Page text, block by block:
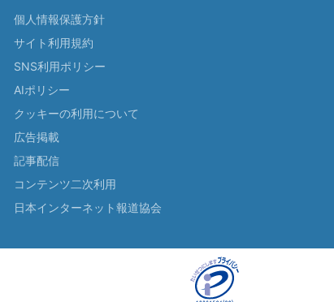
個人情報保護方針
サイト利用規約
SNS利用ポリシー
AIポリシー
クッキーの利用について
広告掲載
記事配信
コンテンツ二次利用
日本インターネット報道協会